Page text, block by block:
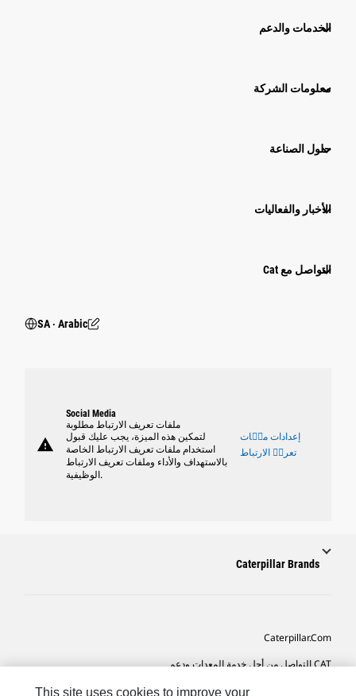
الخدمات والدعم
معلومات الشركة
حلول الصناعة
الأخبار والفعاليات
التواصل مع Cat
SA ‧ Arabic
warning
Social Media
ملفات تعريف الارتباط مطلوبة
لتمكين هذه الميزة، يجب عليك قبول
استخدام ملفات تعريف الارتباط الخاصة
بالاستهداف والأداء وملفات تعريف الارتباط
الوظيفية.
إعدادات ملٝات
تعريٝ الارتباط
Caterpillar Brands
Caterpillar.com
CAT التواصل من أجل خدمة المعدات ودعم
تفضيلات التسويق الخاصة بيThis site uses cookies to improve your